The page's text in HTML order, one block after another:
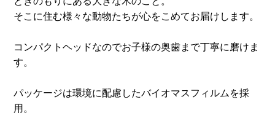
そこに住む様々な動物たちが心をこめてお届けします。
コンパクトヘッドなのでお子様の奥歯まで丁寧に磨けま
す。
パッケージは環境に配慮したバイオマスフィルムを採
用。